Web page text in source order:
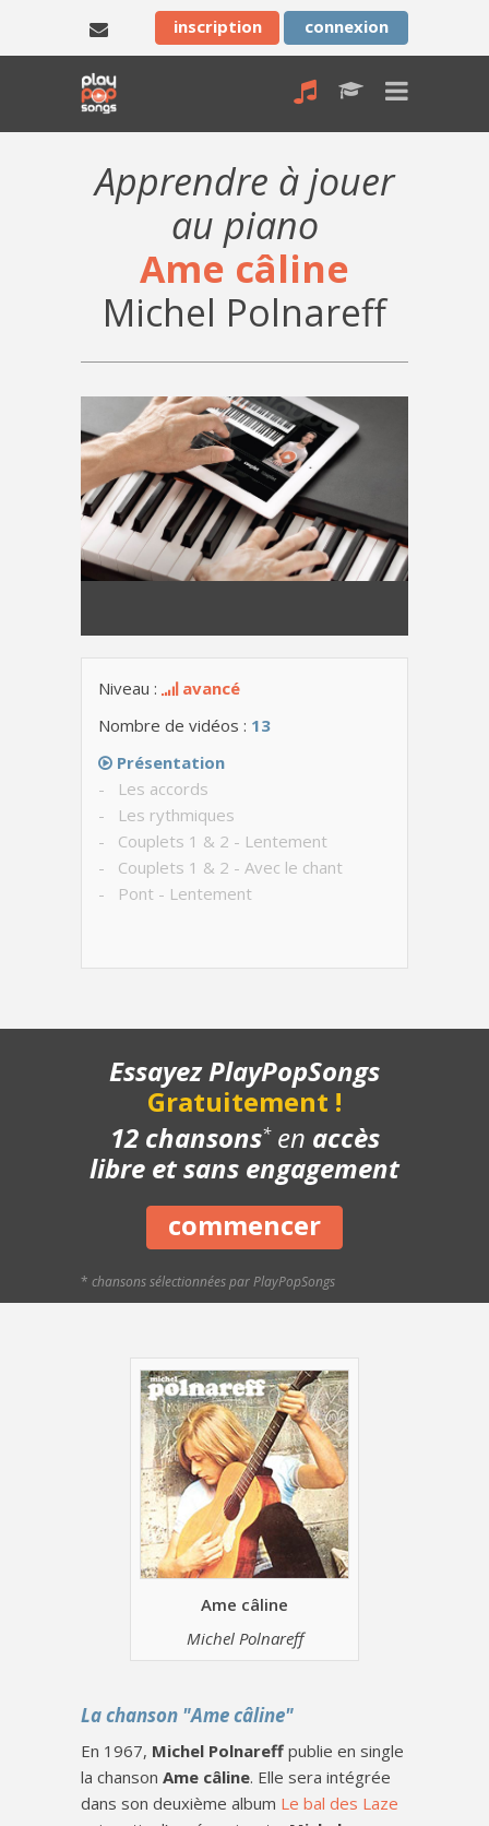
inscription connexion
Apprendre à jouer
au piano
Ame câline
Michel Polnareff
Niveau :
avancé
Nombre de vidéos : 13
Présentation
- Les accords
- Les rythmiques
- Couplets 1 & 2 - Lentement
- Couplets 1 & 2 - Avec le chant
- Pont - Lentement
- Couplet final - Avec le chant
- Chanson complète
- Bonus
Essayez PlayPopSongs
Gratuitement !
12 chansons*en accès
libre et sans engagement
commencer
* chansons sélectionnées par PlayPopSongs
Ame câline
Michel Polnareff
La chanson "Ame câline"
En 1967, Michel Polnareff publie en single
la chanson Ame câline. Elle sera intégrée
dans son deuxième album Le bal des Laze